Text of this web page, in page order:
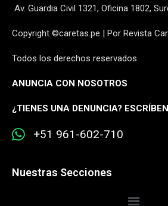
Av. Guardia Civil 1321, Oficina 1802,
Copyright ©caretas.pe | Por Revista
Todos los derechos reservados
ANUNCIA CON NOSOTROS
¿TIENES UNA DENUNCIA?
+51 961-602-710
Nuestras Secciones